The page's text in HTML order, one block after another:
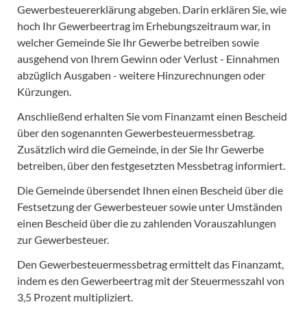
Gewerbesteuererklärung abgeben. Darin erklären Sie, wie
hoch Ihr Gewerbeertrag im Erhebungszeitraum war, in
welcher Gemeinde Sie Ihr Gewerbe betreiben sowie
ausgehend von Ihrem Gewinn oder Verlust - Einnahmen
abzüglich Ausgaben - weitere Hinzurechnungen oder
Kürzungen.
Anschließend erhalten Sie vom Finanzamt einen Bescheid
über den sogenannten Gewerbesteuermessbetrag.
Zusätzlich wird die Gemeinde, in der Sie Ihr Gewerbe
betreiben, über den festgesetzten Messbetrag informiert.
Die Gemeinde übersendet Ihnen einen Bescheid über die
Festsetzung der Gewerbesteuer sowie unter Umständen
einen Bescheid über die zu zahlenden Vorauszahlungen
zur Gewerbesteuer.
Den Gewerbesteuermessbetrag ermittelt das Finanzamt,
indem es den Gewerbeertrag mit der Steuermesszahl von
3,5 Prozent multipliziert.